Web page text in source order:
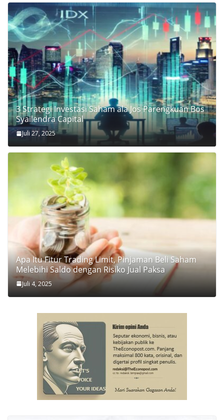
3 Strategi Investasi Saham ala Jos Parengkuan Bos
Syailendra Capital
Juli 27, 2025
Apa Itu Fitur Trading Limit, Pinjaman Beli Saham
Melebihi Saldo dengan Risiko Jual Paksa
Juli 4, 2025